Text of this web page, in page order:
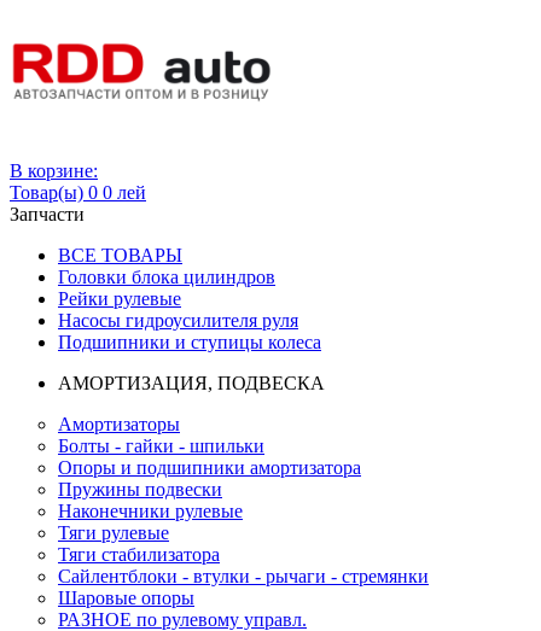
В корзине:
Товар(ы) 0 0 лей
Запчасти
ВСЕ ТОВАРЫ
Головки блока цилиндров
Рейки рулевые
Насосы гидроусилителя руля
Подшипники и ступицы колеса
АМОРТИЗАЦИЯ, ПОДВЕСКА
Амортизаторы
Болты - гайки - шпильки
Опоры и подшипники амортизатора
Пружины подвески
Наконечники рулевые
Тяги рулевые
Тяги стабилизатора
Сайлентблоки - втулки - рычаги - стремянки
Шаровые опоры
РАЗНОЕ по рулевому управл.